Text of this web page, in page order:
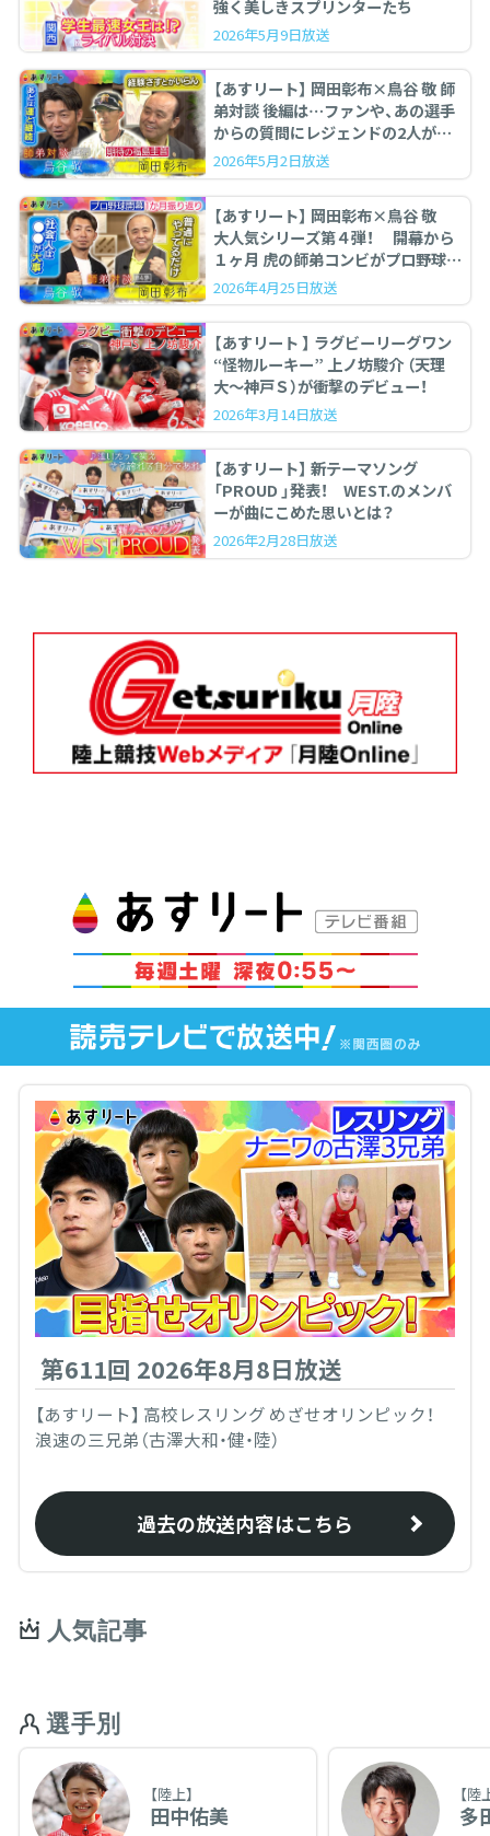
強く美しきスプリンターたち
2026年5月9日放送
【あすリート】 岡田彰布×鳥谷 敬 師
弟対談 後編は…ファンや、あの選手
からの質問にレジェンドの2人が答
えます。
2026年5月2日放送
【あすリート】 岡田彰布×鳥谷 敬
大人気シリーズ第４弾！ 開幕から
１ヶ月 虎の師弟コンビがプロ野球を
ぶった斬る！
2026年4月25日放送
【あすリート 】 ラグビーリーグワン
“怪物ルーキー” 上ノ坊駿介 （天理
大〜神戸Ｓ）が衝撃のデビュー！
2026年3月14日放送
【あすリート】 新テーマソング
「PROUD 」発表！ WEST.のメンバ
ーが曲にこめた思いとは？
2026年2月28日放送
第611回 2026年8月8日放送
【あすリート】 高校レスリング めざせオリンピック！
浪速の三兄弟（古澤大和・健・陸）
過去の放送内容はこちら
人気記事
選手別
【陸上】
田中佑美
【陸
多